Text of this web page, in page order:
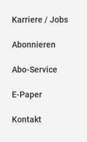
Karriere / Jobs
Abonnieren
Abo-Service
E-Paper
Kontakt